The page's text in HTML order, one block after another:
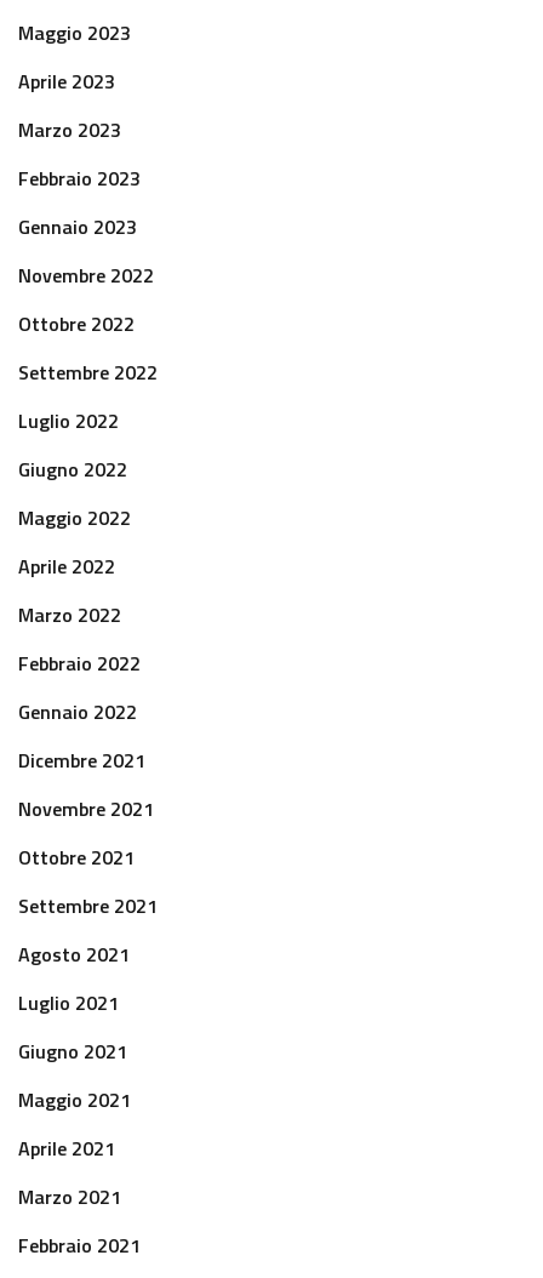
Maggio 2023
Aprile 2023
Marzo 2023
Febbraio 2023
Gennaio 2023
Novembre 2022
Ottobre 2022
Settembre 2022
Luglio 2022
Giugno 2022
Maggio 2022
Aprile 2022
Marzo 2022
Febbraio 2022
Gennaio 2022
Dicembre 2021
Novembre 2021
Ottobre 2021
Settembre 2021
Agosto 2021
Luglio 2021
Giugno 2021
Maggio 2021
Aprile 2021
Marzo 2021
Febbraio 2021